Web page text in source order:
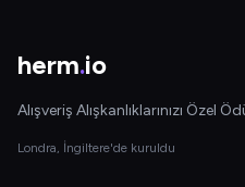
herm.io
Alışveriş Alışkanlıklarınızı Özel
Londra, İngiltere'de kuruldu